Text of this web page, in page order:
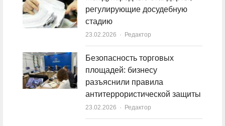
регулирующие досудебную
стадию
23.02.2026 Author
Редактор
Безопасность торговых
площадей: бизнесу
разъяснили правила
антитеррористической защиты
23.02.2026 Author
Редактор